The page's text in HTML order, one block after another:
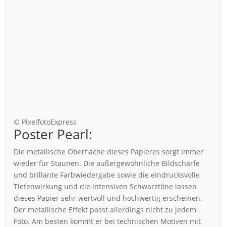
© PixelfotoExpress
Poster Pearl:
Die metallische Oberfläche dieses Papieres sorgt immer
wieder für Staunen. Die außergewöhnliche Bildschärfe
und brillante Farbwiedergabe sowie die eindrucksvolle
Tiefenwirkung und die intensiven Schwarztöne lassen
dieses Papier sehr wertvoll und hochwertig erscheinen.
Der metallische Effekt passt allerdings nicht zu jedem
Foto. Am besten kommt er bei technischen Motiven mit